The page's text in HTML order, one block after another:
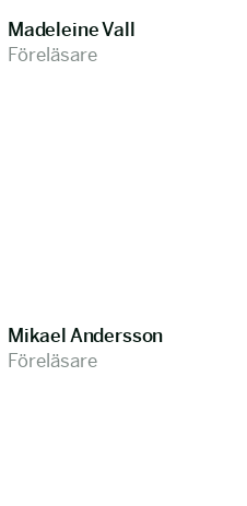
Madeleine Vall
Föreläsare
Mikael Andersson
Föreläsare